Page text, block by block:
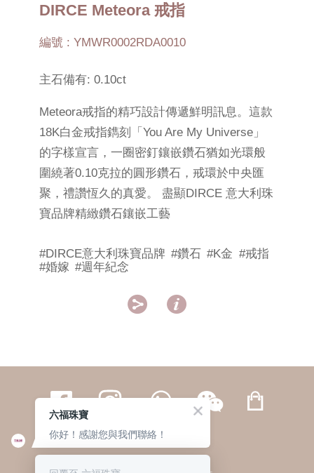
DIRCE Meteora 戒指
編號 : YMWR0002RDA0010
主石備有: 0.10ct
Meteora戒指的精巧設計傳遞鮮明訊息。這款
18K白金戒指鐫刻「You Are My Universe」
的字樣宣言，一圈密釘鑲嵌鑽石猶如光環般
圍繞著0.10克拉的圓形鑽石，戒環於中央匯
聚，禮讚恆久的真愛。 盡顯DIRCE 意大利珠
寶品牌精緻鑽石鑲嵌工藝
#DIRCE意大利珠寶品牌 #鑽石 #K金 #戒指
#婚嫁 #週年紀念
 
繁體 | 簡体
六福珠寶
你好！感謝您與我們聯絡！